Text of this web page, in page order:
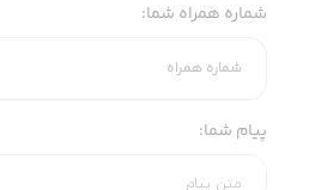
شماره همراه شما:
پیام شما: